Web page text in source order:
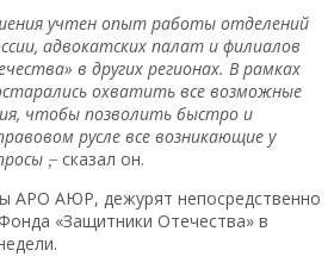
учтен опыт работы отделений
адвокатских палат и филиалов
в других регионах. В рамках
охватить все возможные
чтобы позволить быстро и
русле все возникающие у
,̶сказал он.
АРО АЮР, дежурят непосредственно
«Защитники Отечества» в